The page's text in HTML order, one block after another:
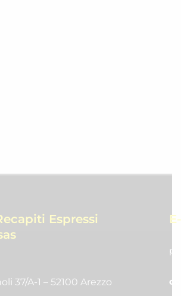
Espressi
37/A-1 – 52100 Arezzo